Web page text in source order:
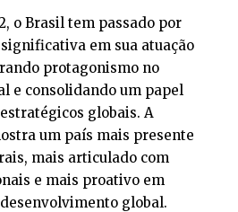
o Brasil tem passado por
em sua atuação
protagonismo no
e consolidando um papel
globais. A
um país mais presente
mais articulado com
e mais proativo em
global.